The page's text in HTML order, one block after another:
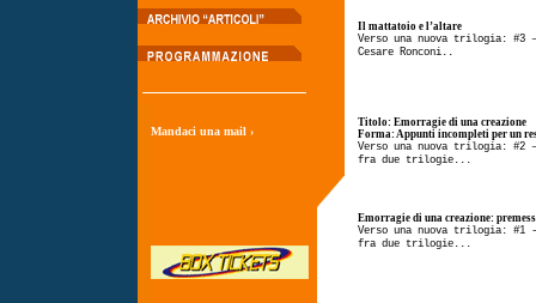
Mandaci una mail ›
Il mattatoio e l’altare
Verso una nuova trilogia: #3 –
Cesare Ronconi..
Titolo: Emorragie di una creazione
Forma: Appunti incompleti per un
Verso una nuova trilogia: #2
fra due trilogie...
Emorragie di una creazione:
Verso una nuova trilogia: #1
fra due trilogie...